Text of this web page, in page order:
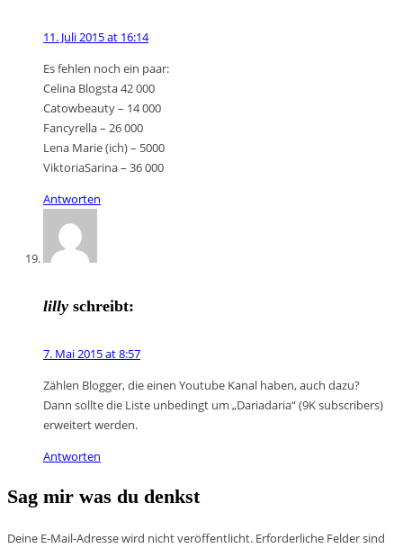
11. Juli 2015 at 16:14
Es fehlen noch ein paar:
Celina Blogsta 42 000
Catowbeauty – 14 000
Fancyrella – 26 000
Lena Marie (ich) – 5000
ViktoriaSarina – 36 000
Antworten
lilly schreibt:
7. Mai 2015 at 8:57
Zählen Blogger, die einen Youtube Kanal haben, auch dazu?
Dann sollte die Liste unbedingt um „Dariadaria“ (9K subscribers)
erweitert werden.
Antworten
Sag mir was du denkst
Deine E-Mail-Adresse wird nicht veröffentlicht. Erforderliche Felder sind